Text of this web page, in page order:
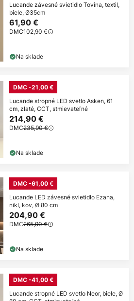
Lucande závesné svietidlo Tovina, textil,
biele, Ø35cm
61,90 €
DMC102,90 €
Na sklade
DMC -21,00 €
Lucande stropné LED svetlo Asken, 61
cm, zlaté, CCT, stmievateľné
214,90 €
DMC235,90 €
Na sklade
DMC -61,00 €
Lucande LED závesné svietidlo Ezana,
nikl, kov, Ø 80 cm
204,90 €
DMC265,90 €
Na sklade
DMC -41,00 €
Lucande stropné LED svetlo Neor, biele, Ø